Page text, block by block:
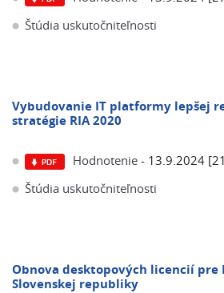
Štúdia uskutočniteľnosti
Vybudovanie IT platformy lepšej
stratégie RIA 2020
Hodnotenie - 13.9.2024
Štúdia uskutočniteľnosti
Obnova desktopových licencií
Slovenskej republiky